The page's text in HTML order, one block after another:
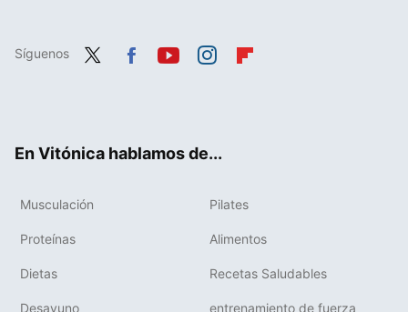
Síguenos
En Vitónica hablamos de...
Musculación Pilates
Proteínas Alimentos
Dietas Recetas Saludables
Desayuno entrenamiento de fuerza